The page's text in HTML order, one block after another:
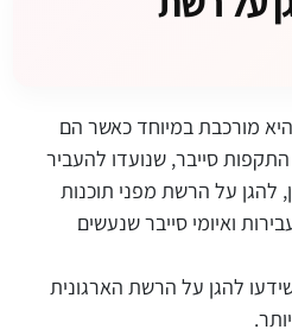
מורכבת במיוחד כאשר הם
סייבר, שנועדו להעביר
להגן על הרשת מפני תוכנות
ואיומי סייבר שנעשים
להגן על הרשת הארגונית